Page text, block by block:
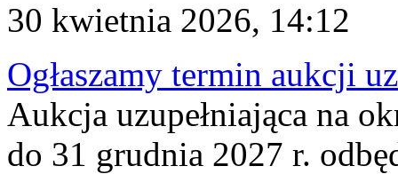
30 kwietnia 2026, 14:12
Ogłaszamy termin aukcji
Aukcja uzupełniająca na
do 31 grudnia 2027 r.